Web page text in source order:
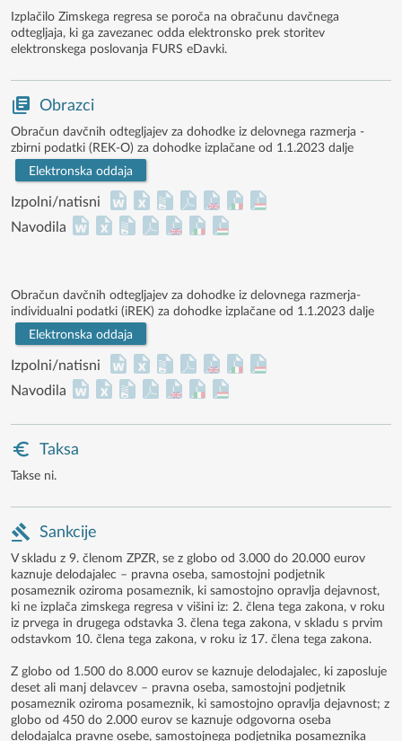
Izplačilo Zimskega regresa se poroča na obračunu davčnega
odtegljaja, ki ga zavezanec odda elektronsko prek storitev
elektronskega poslovanja FURS eDavki.
Obrazci
Obračun davčnih odtegljajev za dohodke iz delovnega razmerja -
zbirni podatki (REK-O) za dohodke izplačane od 1.1.2023 dalje
Elektronska oddaja
Izpolni/natisni
Navodila
Obračun davčnih odtegljajev za dohodke iz delovnega razmerja-
individualni podatki (iREK) za dohodke izplačane od 1.1.2023 dalje
Elektronska oddaja
Izpolni/natisni
Navodila
Taksa
Takse ni.
Sankcije
V skladu z 9. členom ZPZR, se z globo od 3.000 do 20.000 eurov
kaznuje delodajalec – pravna oseba, samostojni podjetnik
posameznik oziroma posameznik, ki samostojno opravlja dejavnost,
ki ne izplača zimskega regresa v višini iz: 2. člena tega zakona, v roku
iz prvega in drugega odstavka 3. člena tega zakona, v skladu s prvim
odstavkom 10. člena tega zakona, v roku iz 17. člena tega zakona.
Z globo od 1.500 do 8.000 eurov se kaznuje delodajalec, ki zaposluje
deset ali manj delavcev – pravna oseba, samostojni podjetnik
posameznik oziroma posameznik, ki samostojno opravlja dejavnost; z
globo od 450 do 2.000 eurov se kaznuje odgovorna oseba
delodajalca pravne osebe, samostojnega podjetnika posameznika